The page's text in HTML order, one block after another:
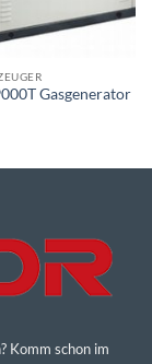
Gasgenerator
Komm schon im